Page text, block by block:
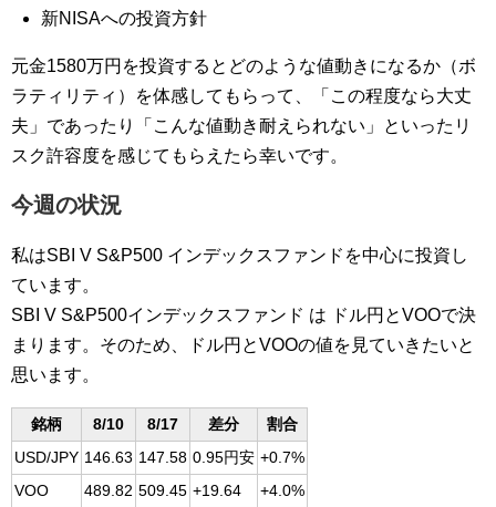
新NISAへの投資方針
元金1580万円を投資するとどのような値動きになるか（ボ
ラティリティ）を体感してもらって、「この程度なら大丈
夫」であったり「こんな値動き耐えられない」といったリ
スク許容度を感じてもらえたら幸いです。
今週の状況
私はSBI V S&P500 インデックスファンドを中心に投資し
ています。
SBI V S&P500インデックスファンド は ドル円とVOOで決
まります。そのため、ドル円とVOOの値を見ていきたいと
思います。
銘柄 8/10 8/17 差分
割合
USD/JPY 146.63 147.58 0.95円安 +0.7%
VOO
489.82 509.45 +19.64 +4.0%